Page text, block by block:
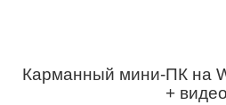
Карманный мини-ПК на
+